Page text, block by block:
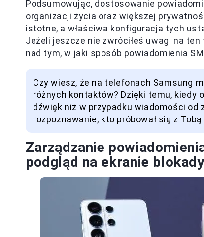
Podsumowując, dostosowanie
organizacji życia oraz większej
istotne, a właściwa konfiguracja tych
Jeżeli jeszcze nie zwróciłeś uwagi na
nad tym, w jaki sposób powiadomienia
Czy wiesz, że na telefonach Samsung
różnych kontaktów? Dzięki temu, kiedy
dźwięk niż w przypadku wiadomości od
rozpoznawanie, kto próbował się z
Zarządzanie
podgląd na ekranie